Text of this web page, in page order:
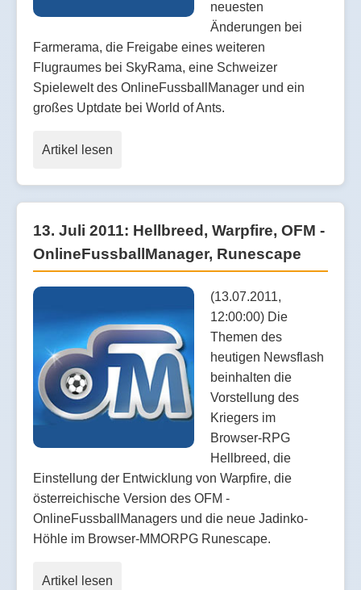
neuesten
Änderungen bei
Farmerama, die Freigabe eines weiteren
Flugraumes bei SkyRama, eine Schweizer
Spielewelt des OnlineFussballManager und ein
großes Uptdate bei World of Ants.
Artikel lesen
13. Juli 2011: Hellbreed, Warpfire, OFM -
OnlineFussballManager, Runescape
(13.07.2011,
12:00:00) Die
Themen des
heutigen Newsflash
beinhalten die
Vorstellung des
Kriegers im
Browser-RPG
Hellbreed, die
Einstellung der Entwicklung von Warpfire, die
österreichische Version des OFM -
OnlineFussballManagers und die neue Jadinko-
Höhle im Browser-MMORPG Runescape.
Artikel lesen